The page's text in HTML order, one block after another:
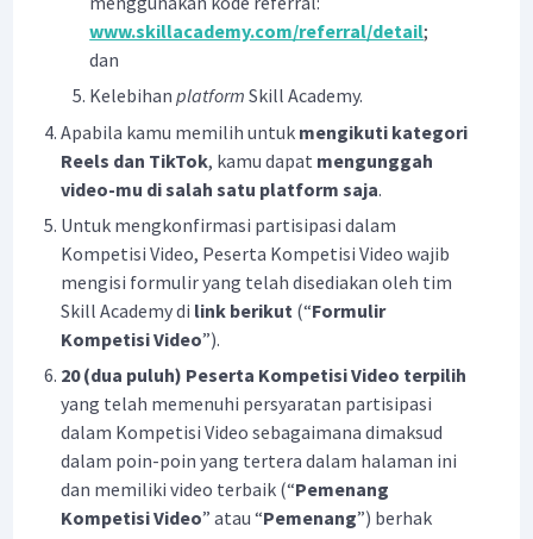
www.skillacademy.com/referral/detail;
dan
Kelebihanplatform Skill Academy.
Apabila kamu memilih untuk mengikuti kategori
Reels dan TikTok, kamu dapat mengunggah
video-mu di salah satu platform saja.
Untuk mengkonfirmasi partisipasi dalam
Kompetisi Video, Peserta Kompetisi Video wajib
mengisi formulir yang telah disediakan oleh tim
Skill Academy di link berikut (“Formulir
Kompetisi Video”).
20 (dua puluh) Peserta Kompetisi Video terpilih
yang telah memenuhi persyaratan partisipasi
dalam Kompetisi Video sebagaimana dimaksud
dalam poin-poin yang tertera dalam halaman ini
dan memiliki video terbaik (“Pemenang
Kompetisi Video” atau “Pemenang”) berhak